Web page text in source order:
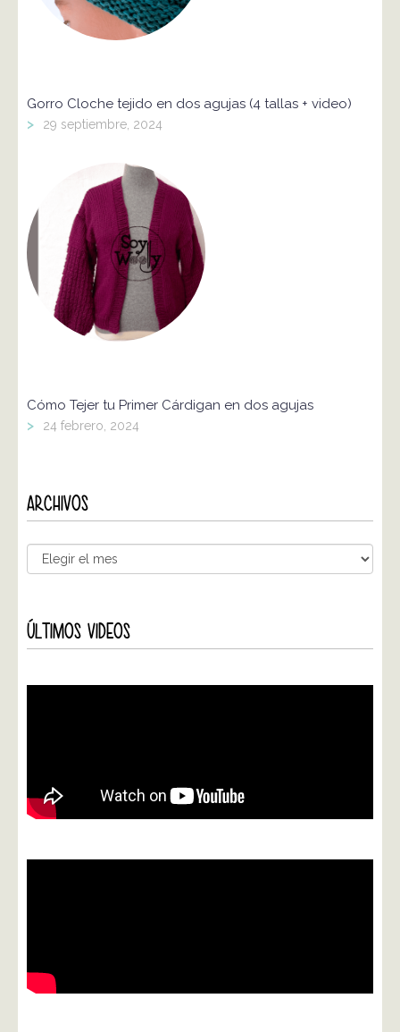
Gorro Cloche tejido en dos agujas (4 tallas + video)
> 29 septiembre, 2024
Cómo Tejer tu Primer Cárdigan en dos agujas
> 24 febrero, 2024
ARCHIVOS
ÚLTIMOS VIDEOS